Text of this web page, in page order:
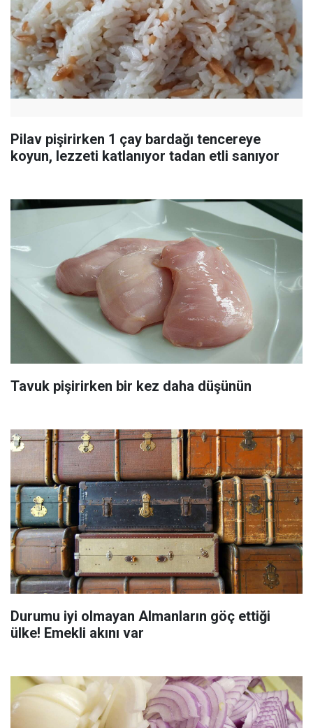
Pilav pişirirken 1 çay bardağı tencereye
koyun, lezzeti katlanıyor tadan etli sanıyor
Tavuk pişirirken bir kez daha düşünün
Durumu iyi olmayan Almanların göç ettiği
ülke! Emekli akını var